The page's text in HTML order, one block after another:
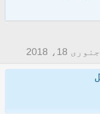
ت
ر
جنوری 18، 2018